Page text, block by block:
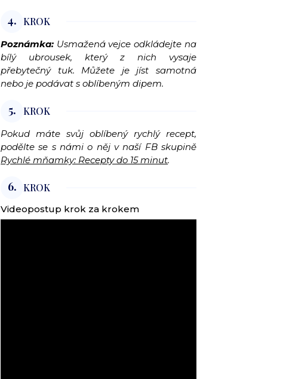
4. KROK
Poznámka: Usmažená vejce odkládejte na
bílý ubrousek, který z nich vysaje
přebytečný tuk. Můžete je jíst samotná
nebo je podávat s oblíbeným dipem.
5. KROK
Pokud máte svůj oblíbený rychlý recept,
podělte se s námi o něj v naší FB skupině
Rychlé mňamky: Recepty do 15 minut.
6. KROK
Videopostup krok za krokem